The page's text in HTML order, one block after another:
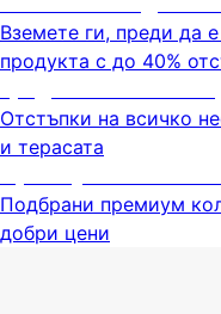
Вземете ги, преди да
продукта с до 40%
Отстъпки на всичко
и терасата
Подбрани премиум
добри цени